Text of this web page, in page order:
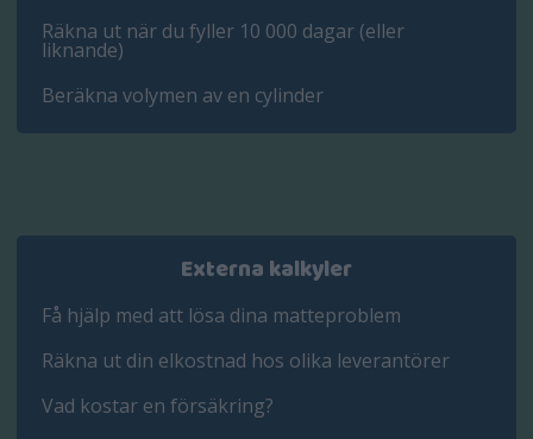
Räkna ut när du fyller 10 000 dagar (eller
liknande)
Beräkna volymen av en cylinder
Externa kalkyler
Få hjälp med att lösa dina matteproblem
Räkna ut din elkostnad hos olika leverantörer
Vad kostar en försäkring?